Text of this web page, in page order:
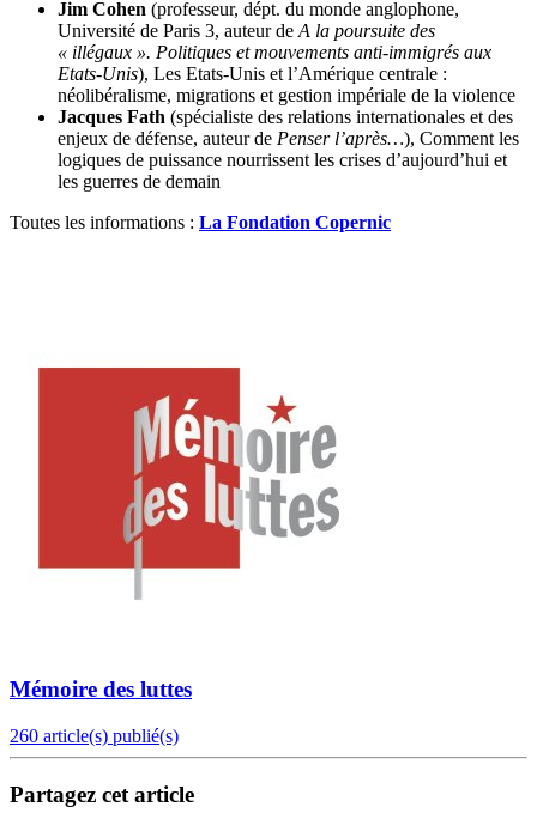
Jim Cohen (professeur, dépt. du monde anglophone,
Université de Paris 3, auteur de A la poursuite des
« illégaux ». Politiques et mouvements anti-immigrés aux
Etats-Unis), Les Etats-Unis et l’Amérique centrale :
néolibéralisme, migrations et gestion impériale de la violence
Jacques Fath (spécialiste des relations internationales et des
enjeux de défense, auteur de Penser l’après…), Comment les
logiques de puissance nourrissent les crises d’aujourd’hui et
les guerres de demain
Toutes les informations : La Fondation Copernic
Mémoire des luttes
260 article(s) publié(s)
Partagez cet article